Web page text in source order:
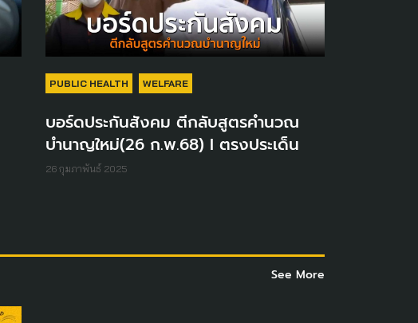
PUBLIC HEALTH WELFARE
บอร์ดประกันสังคม ตีกลับสูตรคำนวณ
บำนาญใหม่(26 ก.พ.68) I ตรงประเด็น
26 กุมภาพันธ์ 2025
See More